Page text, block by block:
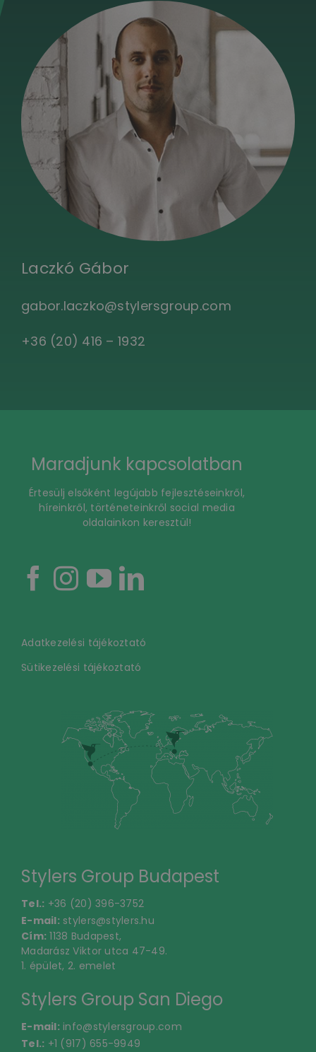
Laczkó Gábor
gabor.laczko@stylersgroup.com
+36 (20) 416 – 1932
Maradjunk kapcsolatban
Értesülj elsőként legújabb fejlesztéseinkről,
híreinkről, történeteinkről social media
oldalainkon keresztül!
Adatkezelési tájékoztató
Sütikezelési tájékoztató
Stylers Group Budapest
Tel.: +36 (20) 396-3752
E-mail: stylers@stylers.hu
Cím: 1138 Budapest,
Madarász Viktor utca 47-49.
1. épület, 2. emelet
Stylers Group San Diego
E-mail: info@stylersgroup.com
Tel.: +1 (917) 655-9949